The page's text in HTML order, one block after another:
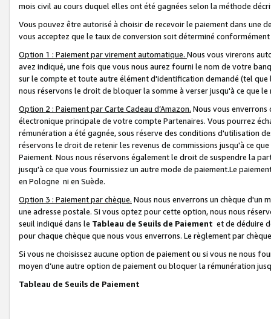
mois civil au cours duquel elles ont été gagnées selon la méthode
Vous pouvez être autorisé à choisir de recevoir le paiement dans une
vous acceptez que le taux de conversion soit déterminé
Option 1 : Paiement par virement automatique. Nous vous virerons
avez indiqué, une fois que vous nous aurez fourni le nom de votre
sur le compte et toute autre élément d'identification demandé (tel que
nous réservons le droit de bloquer la somme à verser jusqu'à ce que
Option 2 : Paiement par Carte Cadeau d’Amazon. Nous vous
électronique principale de votre compte Partenaires. Vous pourrez
rémunération a été gagnée, sous réserve des conditions d'utilisation
réservons le droit de retenir les revenus de commissions jusqu'à ce
Paiement. Nous nous réservons également le droit de suspendre la
jusqu'à ce que vous fournissiez un autre mode de paiement.Le
en Pologne ni en Suède.
Option 3 : Paiement par chèque. Nous nous enverrons un chèque d'un
une adresse postale. Si vous optez pour cette option, nous nous
seuil indiqué dans le Tableau de Seuils de Paiement et de déduire
pour chaque chèque que nous vous enverrons. Le règlement par
Si vous ne choisissez aucune option de paiement ou si vous ne nous
moyen d’une autre option de paiement ou bloquer la rémunération
Tableau de Seuils de Paiement